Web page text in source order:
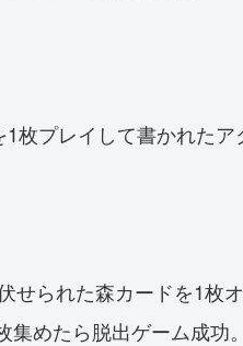
プレイして書かれたア
られた森カードを1枚
めたら脱出ゲーム成功。